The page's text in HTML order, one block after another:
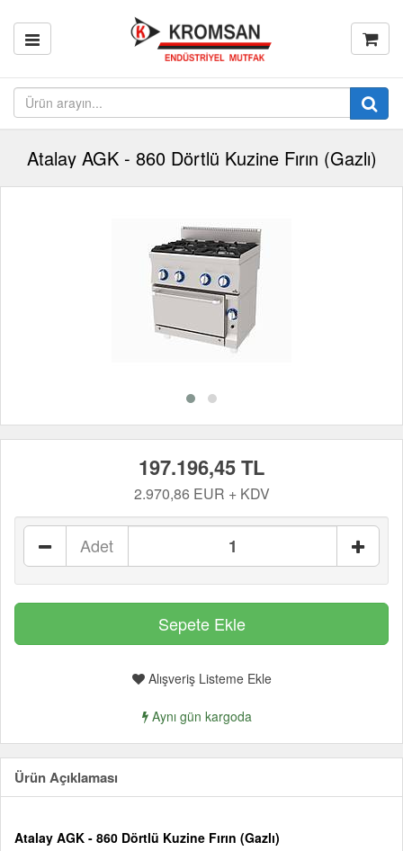
Atalay AGK - 860 Dörtlü Kuzine Fırın (Gazlı)
197.196,45 TL
2.970,86 EUR + KDV
Adet
Alışveriş Listeme Ekle
Aynı gün kargoda
Ürün Açıklaması
Atalay AGK - 860 Dörtlü Kuzine Fırın (Gazlı)